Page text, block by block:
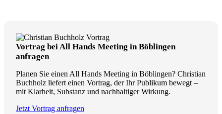
Vortrag bei All Hands Meeting in Böblingen
anfragen
Planen Sie einen All Hands Meeting in Böblingen? Christian
Buchholz liefert einen Vortrag, der Ihr Publikum bewegt –
mit Klarheit, Substanz und nachhaltiger Wirkung.
Jetzt Vortrag anfragen